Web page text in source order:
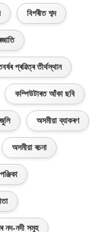
বিপৰীত শব্দ
প্ৰৱিত্ৰ তীৰ্থস্থান
কম্পিউটাৰত আঁকা ছবি
অসমীয়া ব্যাকৰণ
অসমীয়া ৰচনা
নদ-নদী সমূহ